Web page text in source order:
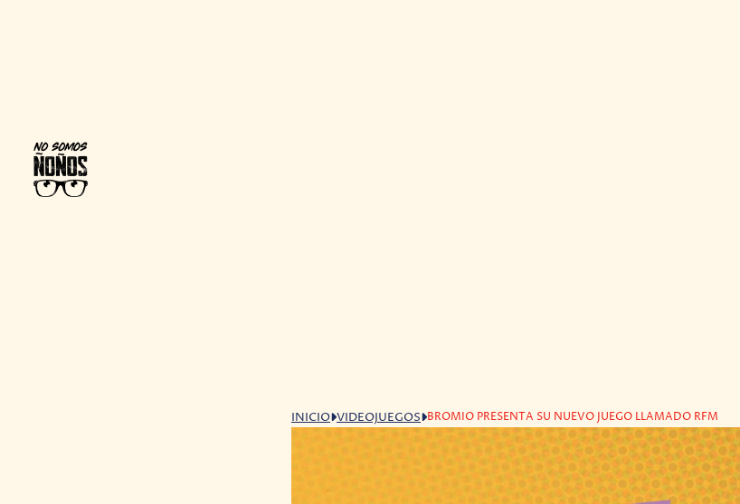
INICIO VIDEOJUEGOS BROMIO PRESENTA SU NUEVO JUEGO LLAMADO RFM